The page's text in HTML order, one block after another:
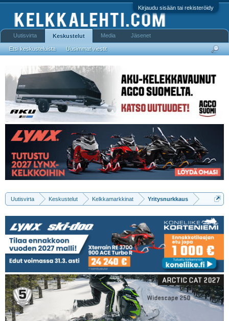
Kirjaudu sisään tai rekisteröidy
Uutisvirta Keskustelut Kelkkamarkkinat Yritysnurkkaus
Uutisvirta Keskustelut
Etsi keskusteluista Uusimmat viestit
Media Jäsenet